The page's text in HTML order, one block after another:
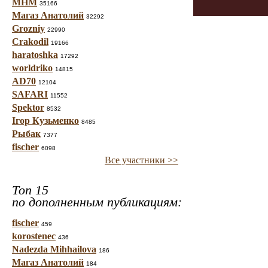
МНМ 35166
Магаз Анатолий 32292
Grozniy 22990
Crakodil 19166
haratoshka 17292
worldriko 14815
AD70 12104
SAFARI 11552
Spektor 8532
Ігор Кузьменко 8485
Рыбак 7377
fischer 6098
Все участники >>
Топ 15
по дополненным публикациям:
fischer 459
korostenec 436
Nadezda Mihhailova 186
Магаз Анатолий 184